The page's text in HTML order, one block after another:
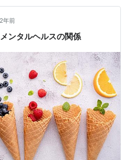
また、エラスチンには、神経を
されています。 リラックス効果
緊張をほぐし、リ…
2年前
ンタルヘルスの関係